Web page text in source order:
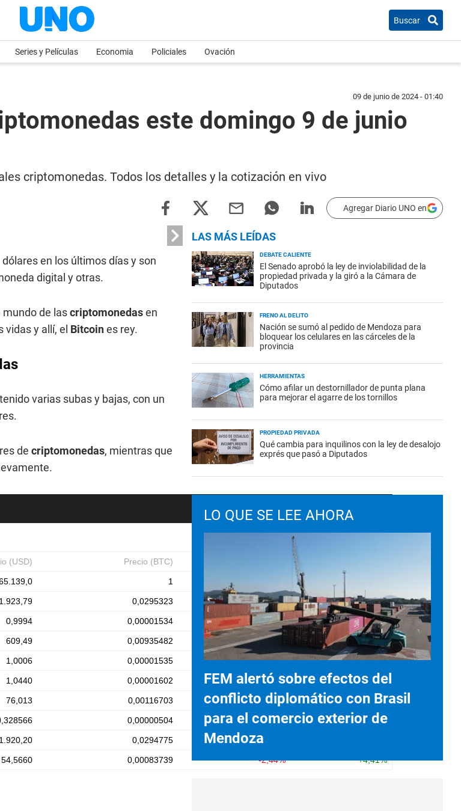
Buscar
Series y Películas Economia Policiales Ovación
09 de junio de 2024 - 01:40
este domingo 9 de junio
criptomonedas. Todos los detalles y la cotización en vivo
Agregar Diario UNO en
en los últimos días y son
digital y otras.
de lascriptomonedasen
y allí, el Bitcoines rey.
varias subas y bajas, con un
de criptomonedas, mientras que
LAS MÁS LEÍDAS
DEBATE CALIENTE
El Senado aprobó la ley de inviolabilidad de la
propiedad privada y la giró a la Cámara de
Diputados
FRENO AL DELITO
Nación se sumó al pedido de Mendoza para
bloquear los celulares en las cárceles de la
provincia
HERRAMIENTAS
Cómo afilar un destornillador de punta plana
para mejorar el agarre de los tornillos
PROPIEDAD PRIVADA
Qué cambia para inquilinos con la ley de desalojo
exprés que pasó a Diputados
LO QUE SE LEE AHORA
FEM alertó sobre efectos del
conflicto diplomático con Brasil
para el comercio exterior de
Mendoza